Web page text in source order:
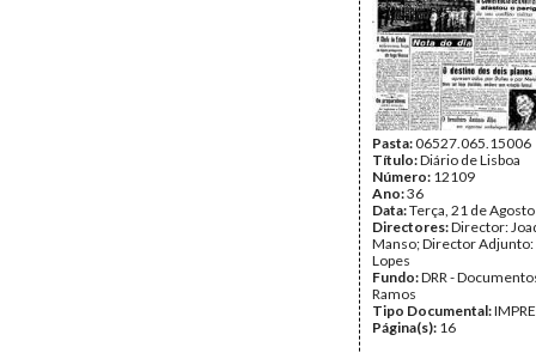
Pasta:06527.065.15006
Título:Diário de Lisboa
Número: 12109
Ano:36
Data:Terça, 21 de
Directores:Director:
Manso; Director
Lopes
Fundo:DRR -
Ramos
Tipo Documental:
Página(s): 16